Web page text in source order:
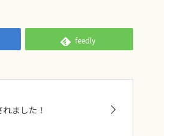
feedly
ました！